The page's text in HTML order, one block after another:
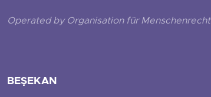
Operated by Organisation für
BEŞEKAN